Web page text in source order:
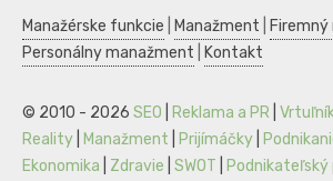
Manažérske funkcie Manažment
Personálny manažment
Kontakt
© 2010 - 2026 SEO Reklama a PR
Reality
Manažment Prijímáčky
Ekonomika
Zdravie SWOT Podnikateľský